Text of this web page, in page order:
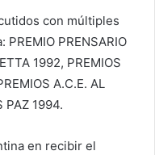
con múltiples
PRENSARIO
1992, PREMIOS
A.C.E. AL
PAZ 1994.
en recibir el